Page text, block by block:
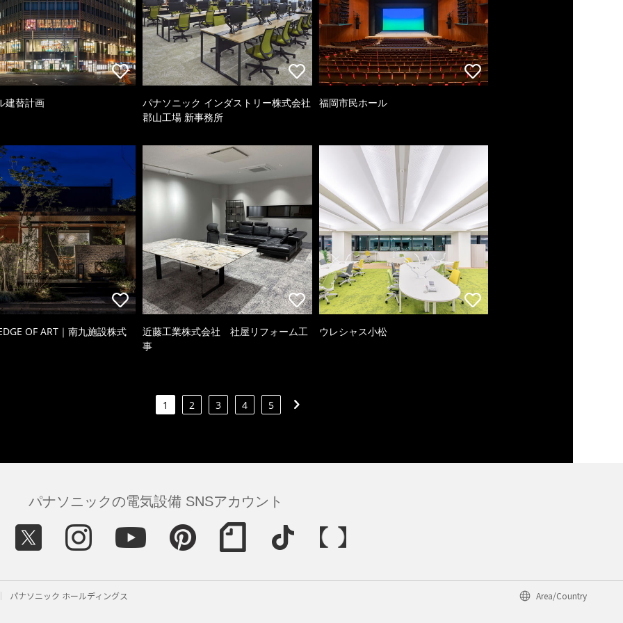
建替計画
パナソニック インダストリー株式会社
郡山工場 新事務所
福岡市民ホール
OF ART｜南九施設株式
近藤工業株式会社 社屋リフォーム工
事
ウレシャス小松
1 2 3 4 5
パナソニックの電気設備 SNSアカウント
パナソニック ホールディングス Area/Country